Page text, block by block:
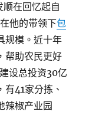
在回忆起自
他的带领下包
规模。近十年
帮助农民更好
设总投资30亿
41家分拣、
辣椒产业园